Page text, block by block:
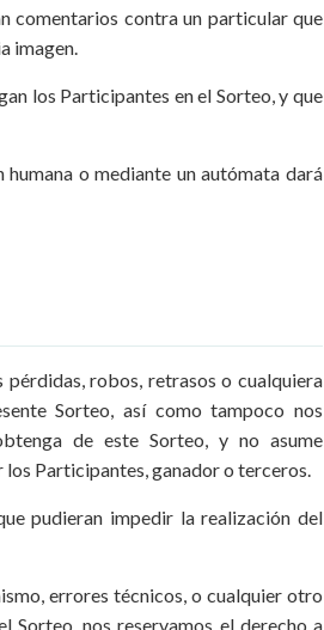
comentarios contra un particular que
imagen.
los Participantes en el Sorteo, y que
o mediante un autómata dará
robos, retrasos o cualquiera
Sorteo, así como tampoco nos
de este Sorteo, y no asume
Participantes, ganador o terceros.
pudieran impedir la realización del
errores técnicos, o cualquier otro
nos reservamos el derecho a